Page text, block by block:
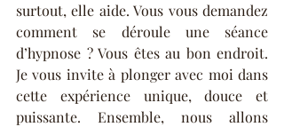
surtout, elle aide. Vous vous demandez
comment se déroule une séance
d’hypnose ? Vous êtes au bon endroit.
Je vous invite à plonger avec moi dans
cette expérience unique, douce et
puissante. Ensemble, nous allons